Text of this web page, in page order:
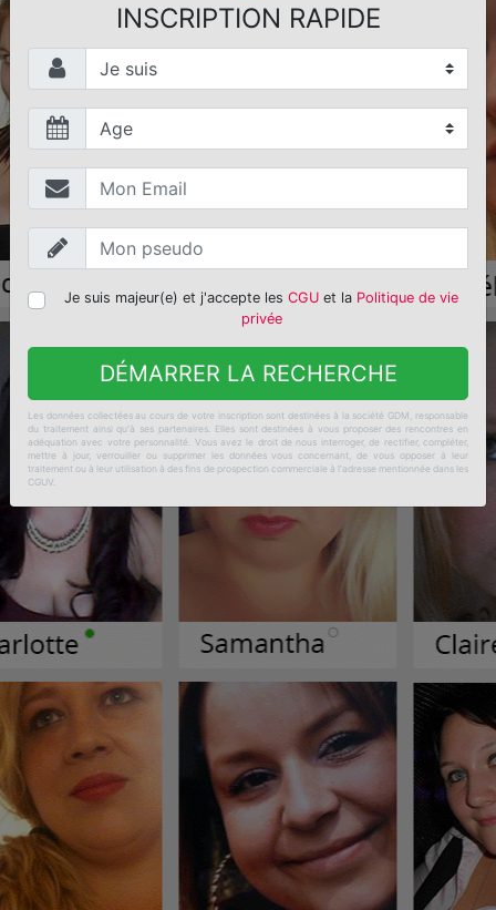
INSCRIPTION RAPIDE
Je suis majeur(e) et j'accepte les CGU et la Politique de vie
privée
DÉMARRER LA RECHERCHE
Les données collectées au cours de votre inscription sont destinées à la société GDM, responsable
du traitement ainsi qu'à ses partenaires. Elles sont destinées à vous proposer des rencontres en
adéquation avec votre personnalité. Vous avez le droit de nous interroger, de rectifier, compléter,
mettre à jour, verrouiller ou supprimer les données vous concernant, de vous opposer à leur
traitement ou à leur utilisation à des fins de prospection commerciale à l'adresse mentionnée dans les
CGUV.